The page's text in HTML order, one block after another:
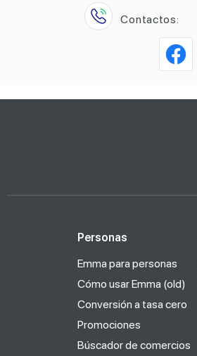
Contactos:
Personas
Emma para personas
Cómo usar Emma (old)
Conversión a tasa cero
Promociones
Búscador de comercios